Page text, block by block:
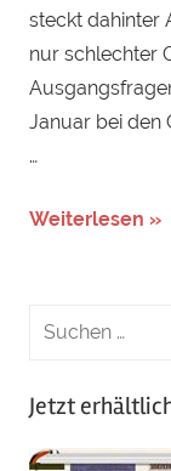
steckt dahinter
nur schlechter
Januar bei den
…
Weiterlesen »
Jetzt